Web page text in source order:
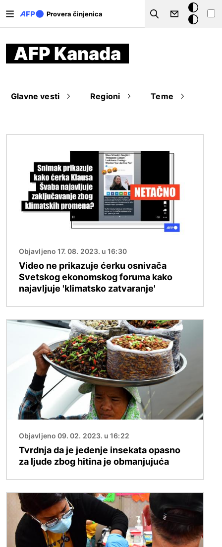
Provera činjenica
Search
Tamna
pozadina
AFP Kanada
Glavne vesti Regioni Teme
Objavljeno 17. 08. 2023. u 16:30
Video ne prikazuje ćerku osnivača
Svetskog ekonomskog foruma kako
najavljuje 'klimatsko zatvaranje'
Image
Objavljeno 09. 02. 2023. u 16:22
Tvrdnja da je jedenje insekata opasno
za ljude zbog hitina je obmanjujuća
Image